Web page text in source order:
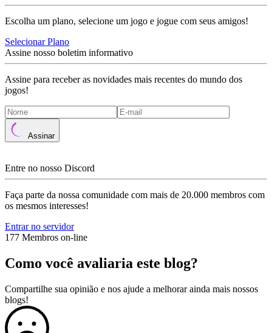
Escolha um plano, selecione um jogo e jogue com seus amigos!
Selecionar Plano
Assine nosso boletim informativo
Assine para receber as novidades mais recentes do mundo dos
jogos!
Assinar
Entre no nosso Discord
Faça parte da nossa comunidade com mais de 20.000 membros com
os mesmos interesses!
Entrar no servidor
177 Membros on-line
Como você avaliaria este blog?
Compartilhe sua opinião e nos ajude a melhorar ainda mais nossos
blogs!